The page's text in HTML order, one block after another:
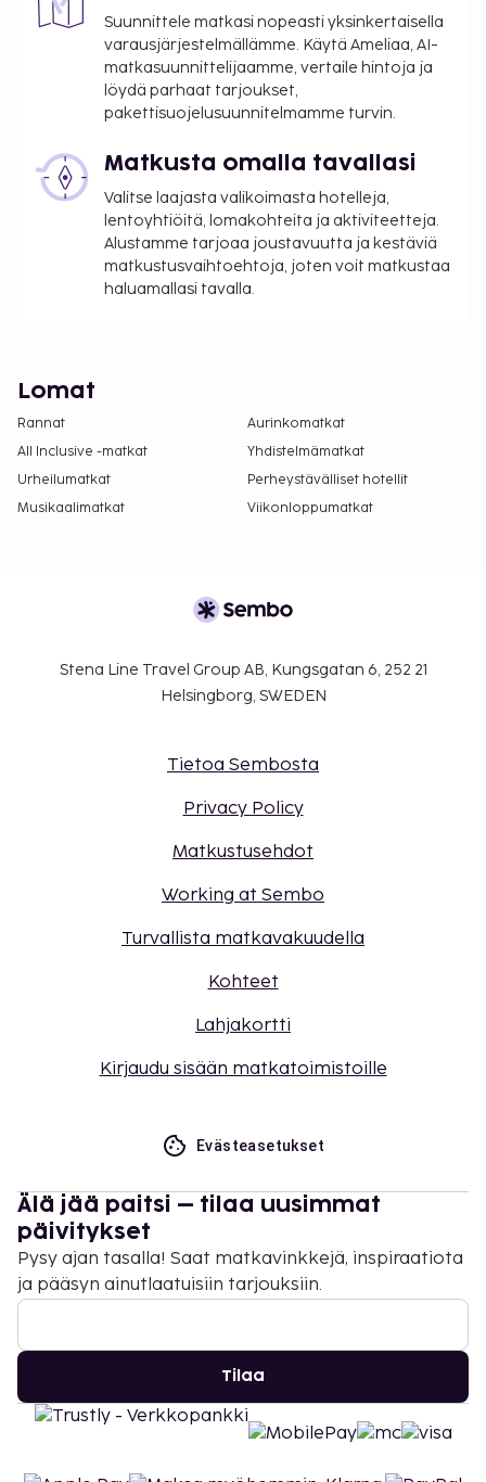
Suunnittele matkasi nopeasti yksinkertaisella
varausjärjestelmällämme. Käytä Ameliaa, AI-
matkasuunnittelijaamme, vertaile hintoja ja
löydä parhaat tarjoukset,
pakettisuojelusuunnitelmamme turvin.
Matkusta omalla tavallasi
Valitse laajasta valikoimasta hotelleja,
lentoyhtiöitä, lomakohteita ja aktiviteetteja.
Alustamme tarjoaa joustavuutta ja kestäviä
matkustusvaihtoehtoja, joten voit matkustaa
haluamallasi tavalla.
Lomat
Rannat
Aurinkomatkat
All Inclusive -matkat
Yhdistelmämatkat
Urheilumatkat
Perheystävälliset hotellit
Musikaalimatkat
Viikonloppumatkat
Stena Line Travel Group AB, Kungsgatan 6, 252 21
Helsingborg, SWEDEN
Tietoa Sembosta
Privacy Policy
Matkustusehdot
Working at Sembo
Turvallista matkavakuudella
Kohteet
Lahjakortti
Kirjaudu sisään matkatoimistoille
Evästeasetukset
Älä jää paitsi – tilaa uusimmat
päivitykset
Pysy ajan tasalla! Saat matkavinkkejä, inspiraatiota
ja pääsyn ainutlaatuisiin tarjouksiin.
Tilaa